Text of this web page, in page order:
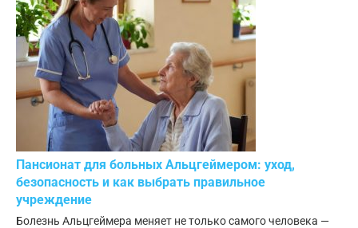
Пансионат для больных Альцгеймером: уход,
безопасность и как выбрать правильное
учреждение
Болезнь Альцгеймера меняет не только самого человека —